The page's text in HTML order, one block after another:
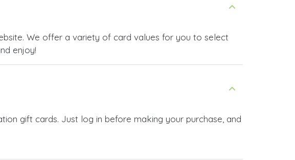
We offer a variety of card values for you to select
enjoy!
gift cards. Just log in before making your purchase, and